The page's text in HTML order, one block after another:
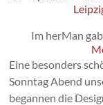
Im herMan
Eine besonders
Sonntag Abend
begannen die